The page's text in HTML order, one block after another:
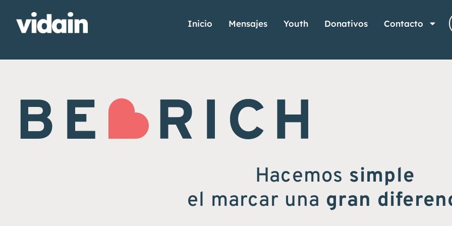
Inicio Mensajes Youth Donativos Contacto
Hacemos simple
el marcar una gran